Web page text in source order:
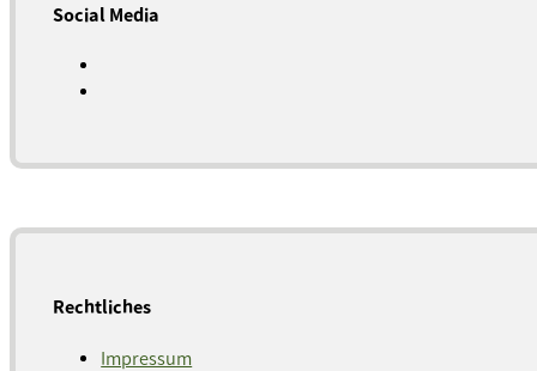
Social Media
Rechtliches
Impressum